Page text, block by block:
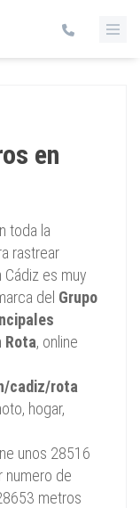
en
toda la
rastrear
es muy
del Grupo
Rota, online
cadiz/rota
hogar,
unos 28516
numero de
metros